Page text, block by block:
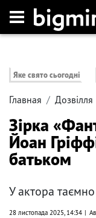
Яке свято сьогодні
Главная Дозвілля
Зірка
Йоан
батьком
У актора
28 листопада 2025, 14:34